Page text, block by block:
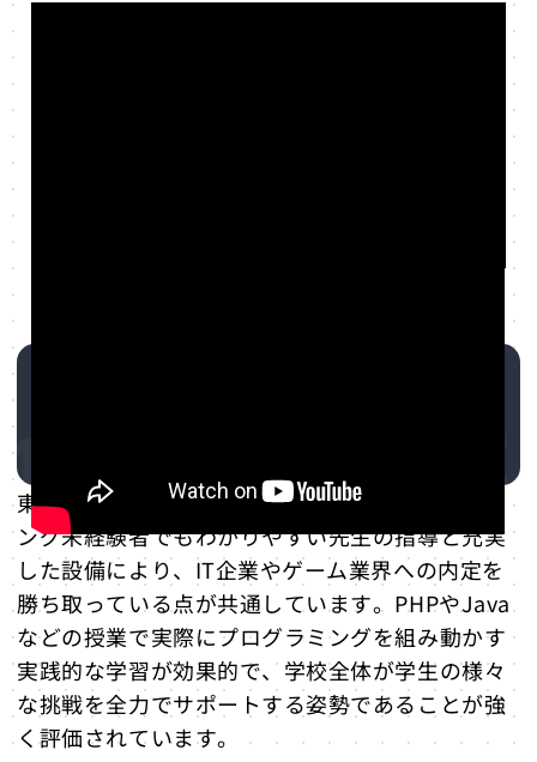
東京マルチ・AI専門学校の就職率・主
一般入学
東京マルチ・AI専門学校の学費
東京マルチ・AI専門学校のキャンパス
まとめ
学校の詳細情報
東京マルチ・AI専門学校の口コミは、プログラミ
ング未経験者でもわかりやすい先生の指導と充実
した設備により、IT企業やゲーム業界への内定を
勝ち取っている点が共通しています。PHPやJava
などの授業で実際にプログラミングを組み動かす
実践的な学習が効果的で、学校全体が学生の様々
な挑戦を全力でサポートする姿勢であることが強
く評価されています。